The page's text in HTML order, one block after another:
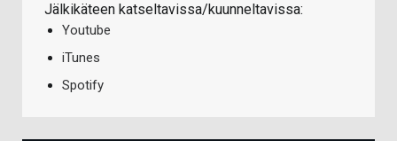
Jälkikäteen katseltavissa/kuunneltavissa:
Youtube
iTunes
Spotify